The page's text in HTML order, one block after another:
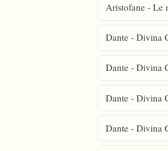
Aristofane - Le
Dante - Divina
Dante - Divina
Dante - Divina
Dante - Divina